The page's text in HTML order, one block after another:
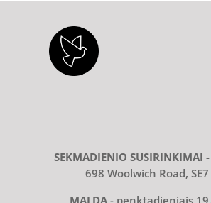
SEKMADIENIO SUSIRINKIMAI
698 Woolwich Road, SE7
MALDA- penktadieniais